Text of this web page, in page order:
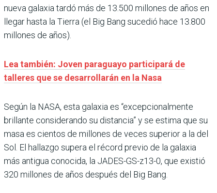
nueva galaxia tardó más de 13.500 millones de años en
llegar hasta la Tierra (el Big Bang sucedió hace 13.800
millones de años).
Lea también: Joven paraguayo participará de
talleres que se desarrollarán en la Nasa
Según la NASA, esta galaxia es “excepcionalmente
brillante considerando su distancia” y se estima que su
masa es cientos de millones de veces superior a la del
Sol. El hallazgo supera el récord previo de la galaxia
más antigua conocida, la JADES-GS-z13-0, que existió
320 millones de años después del Big Bang.